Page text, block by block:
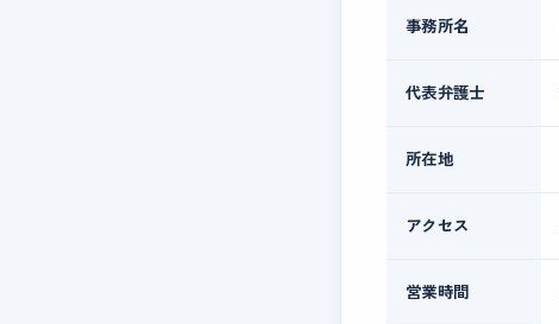
事務所名
代表弁護士
所在地
アクセス
営業時間